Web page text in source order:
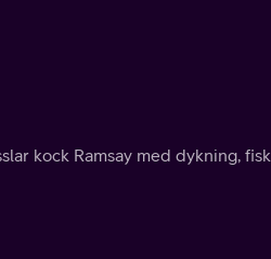
kock Ramsay med dykning,